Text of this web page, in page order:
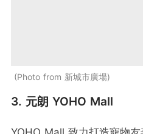
Photo from 新城市廣場
3. 元朗 YOHO Mall